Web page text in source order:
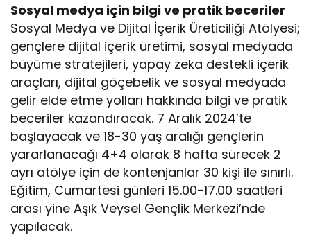
Sosyal medya için bilgi ve pratik beceriler
Sosyal Medya ve Dijital İçerik Üreticiliği Atölyesi;
gençlere dijital içerik üretimi, sosyal medyada
büyüme stratejileri, yapay zeka destekli içerik
araçları, dijital göçebelik ve sosyal medyada
gelir elde etme yolları hakkında bilgi ve pratik
beceriler kazandıracak. 7 Aralık 2024’te
başlayacak ve 18-30 yaş aralığı gençlerin
yararlanacağı 4+4 olarak 8 hafta sürecek 2
ayrı atölye için de kontenjanlar 30 kişi ile sınırlı.
Eğitim, Cumartesi günleri 15.00-17.00 saatleri
arası yine Aşık Veysel Gençlik Merkezi’nde
yapılacak.